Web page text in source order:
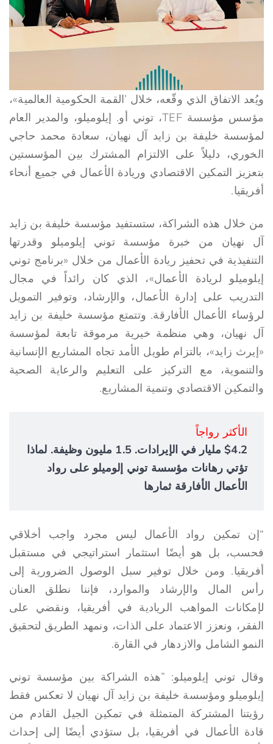
ويُعد الاتفاق الذي وقّعه، خلال ’القمة الحكومية العالمية»،
مؤسس مؤسسة TEF، توني أو. إيلوميلو، والمدير العام
لمؤسسة خليفة بن زايد آل نهيان، سعادة محمد حاجي
الخوري، دليلاً على الالتزام المشترك بين المؤسستين
بتعزيز التمكين الاقتصادي وريادة الأعمال في جميع أنحاء
أفريقيا.
من خلال هذه الشراكة، ستستفيد مؤسسة خليفة بن زايد
آل نهيان من خبرة مؤسسة توني إيلوميلو وقدرتها
التنفيذية في تحفيز ريادة الأعمال من خلال «برنامج توني
إيلوميلو لريادة الأعمال»، الذي كان رائداً في مجال
التدريب على إدارة الأعمال، والإرشاد، وتوفير التمويل
لرؤساء الأعمال الأفارقة. وتتمتع مؤسسة خليفة بن زايد
آل نهيان، وهي منظمة خيرية مرموقة تابعة لمؤسسة
«إيرث زايد»، بالتزام طويل الأمد تجاه المشاريع الإنسانية
والتنموية، مع التركيز على التعليم والرعاية الصحية
والتمكين الاقتصادي وتنمية المشاريع.
الأكثر رواجاً
$4.2 مليار في الإيرادات. 1.5 مليون وظيفة. لماذا
تؤتي رهانات مؤسسة توني إلوميلو على رواد
الأعمال الأفارقة ثمارها
“إن تمكين رواد الأعمال ليس مجرد واجب أخلاقي
فحسب، بل هو أيضًا استثمار استراتيجي في مستقبل
أفريقيا. ومن خلال توفير سبل الوصول الضرورية إلى
رأس المال والإرشاد والموارد، فإننا نطلق العنان
لإمكانات المواهب الريادية في أفريقيا، ونقضي على
الفقر، ونعزز الاعتماد على الذات، ونمهد الطريق لتحقيق
النمو الشامل والازدهار في القارة.
وقال توني إيلوميلو: ”هذه الشراكة بين مؤسسة توني
إيلوميلو ومؤسسة خليفة بن زايد آل نهيان لا تعكس فقط
رؤيتنا المشتركة المتمثلة في تمكين الجيل القادم من
قادة الأعمال في أفريقيا، بل ستؤدي أيضًا إلى إحداث